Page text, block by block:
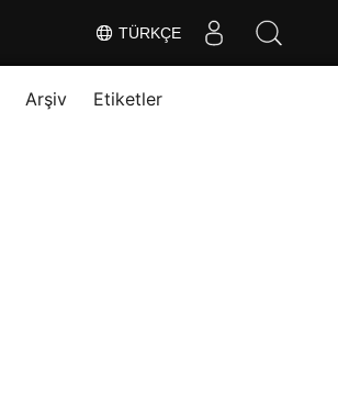
TÜRKÇE
Arşiv Etiketler